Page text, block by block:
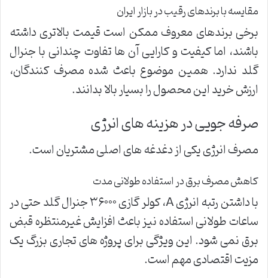
مقایسه با برندهای رقیب در بازار ایران
برخی برندهای معروف ممکن است قیمت بالاتری داشته
باشند، اما کیفیت و کارایی آن ها تفاوت چندانی با جنرال
گلد ندارد. همین موضوع باعث شده مصرف کنندگان،
ارزش خرید این محصول را بسیار بالا بدانند.
صرفه جویی در هزینه های انرژی
مصرف انرژی یکی از دغدغه های اصلی مشتریان است.
کاهش مصرف برق در استفاده طولانی مدت
با داشتن رتبه انرژیA
، کولر گازی ۳۶۰۰۰ جنرال گلد حتی در
ساعات طولانی استفاده نیز باعث افزایش غیرمنتظره قبض
برق نمی شود. این ویژگی برای پروژه های تجاری بزرگ یک
مزیت اقتصادی مهم است.